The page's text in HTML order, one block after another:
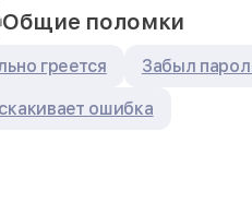
Общие поломки
греется Забыл
ошибка